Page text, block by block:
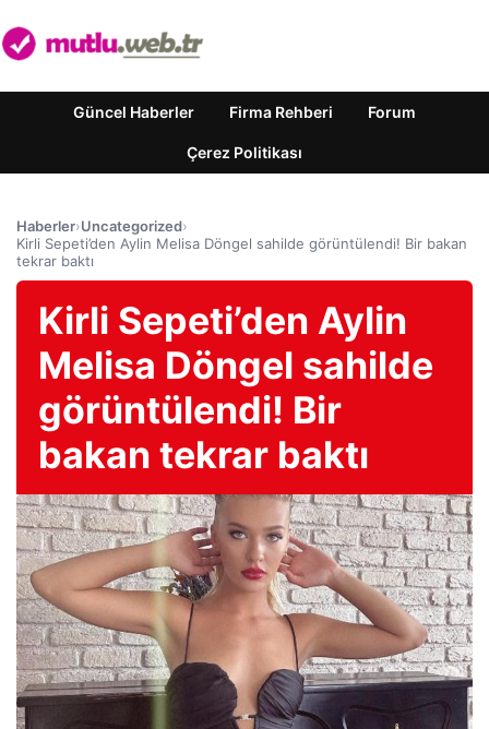
Güncel Haberler Firma Rehberi Forum
Çerez Politikası
Haberler›Uncategorized›
Kirli Sepeti’den Aylin Melisa Döngel sahilde görüntülendi! Bir bakan
tekrar baktı
Kirli Sepeti’den Aylin
Melisa Döngel sahilde
görüntülendi! Bir
bakan tekrar baktı